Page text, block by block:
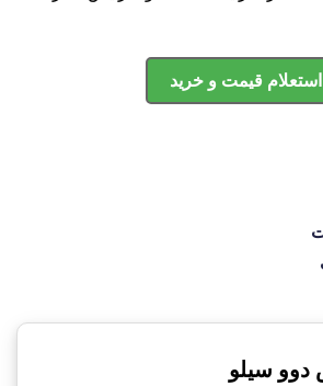
استعلام قیمت و خرید
سیلو